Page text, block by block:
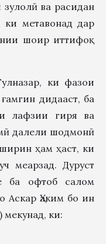
ва расидан
метавонад дар
шоир иттифоқ
ки фазои
дидааст, ба
лафзии гиря ва
далели шодмонӣ
ҳам ҳаст, ки
меарзад. Дуруст
ба офтоб салом
Аскар Ҳаким бо ин
ки: